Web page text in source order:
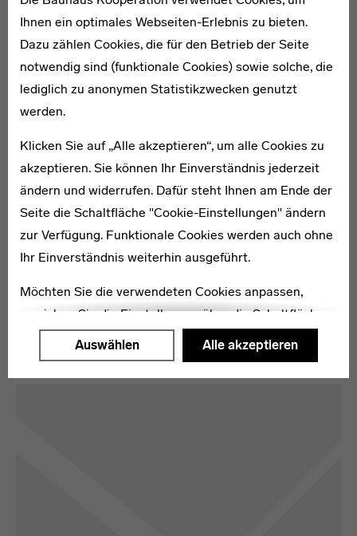
Ihnen ein optimales Webseiten-Erlebnis zu bieten.
Dazu zählen Cookies, die für den Betrieb der Seite
notwendig sind (funktionale Cookies) sowie solche, die
lediglich zu anonymen Statistikzwecken genutzt
werden.
Klicken Sie auf „Alle akzeptieren“, um alle Cookies zu
akzeptieren. Sie können Ihr Einverständnis jederzeit
ändern und widerrufen. Dafür steht Ihnen am Ende der
Seite die Schaltfläche "Cookie-Einstellungen" ändern
zur Verfügung. Funktionale Cookies werden auch ohne
Ihr Einverständnis weiterhin ausgeführt.
Möchten Sie die verwendeten Cookies anpassen,
erreichen Sie die Einstellungen über die Schaltfläche
"Auswählen".
Auswählen Alle akzeptieren
Generalsanierung bildet 2019 die Umgestaltung des
Vorplatzes durch Entfernen der Umzäunung und
Bepflanzung der Freiflächen.
Als Ausstellungshaus steht die Kunsthalle Darmstadt
für ein vielfältiges Programm, das sich
gattungsübergreifend aktuellen Tendenzen in der Kunst
widmet. Im Fokus der Ausstellungstätigkeit stehen
gleichermaßen etablierte wie junge Künstlerinnen und
Künstler, deren Förderung dem Kunstverein Darmstadt
– dem Träger der Kunsthalle – ein besonderes Anliegen
ist. Ein vielfältiges Vermittlungsangebot mit
das Programm zu den Ausstellungen mit Vorträgen,
rundet das Angebot der Kunsthalle ab. [KS]